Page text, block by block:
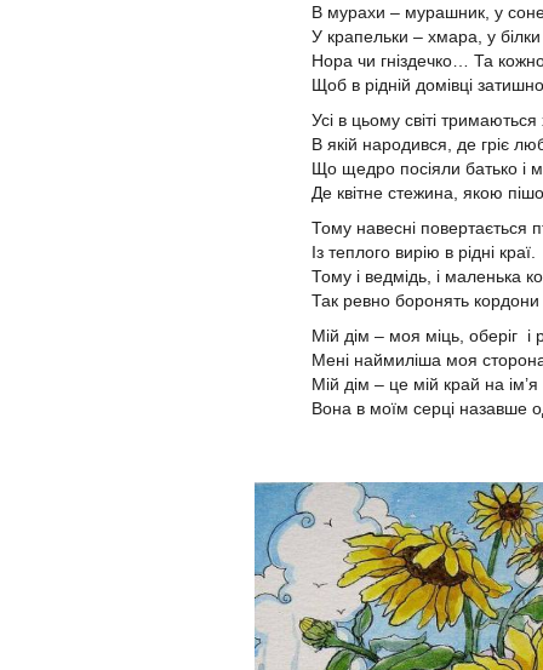
В мурахи – мурашник, у
У крапельки – хмара, у
Нора чи гніздечко… Та
Щоб в рідній домівці
Усі в цьому світі
В якій народився, де гріє
Що щедро посіяли батько і
Де квітне стежина, якою
Тому навесні повертається
Із теплого вирію в рідні краї.
Тому і ведмідь, і маленька
Так ревно боронять кордони
Мій дім – моя міць, оберіг
Мені наймиліша моя
Мій дім – це мій край на ім’я
Вона в моїм серці назавше